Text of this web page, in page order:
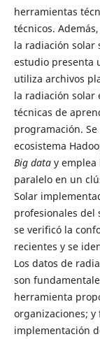
herramientas
técnicos.
la radiación solar
estudio presenta
utiliza archivos
la radiación solar
técnicas de
programación.
ecosistema
Big datay emplea
paralelo en un
Solar
profesionales del
se verificó la
recientes y se
Los datos de
son
herramienta
organizaciones;
implementación